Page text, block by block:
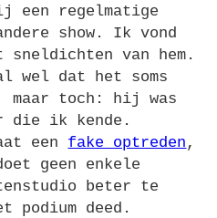
een regelmatige
show. Ik vond
van hem.
wel dat het soms
maar toch: hij was
die ik kende.
een fake optreden ,
geen enkele
beter te
podium deed.